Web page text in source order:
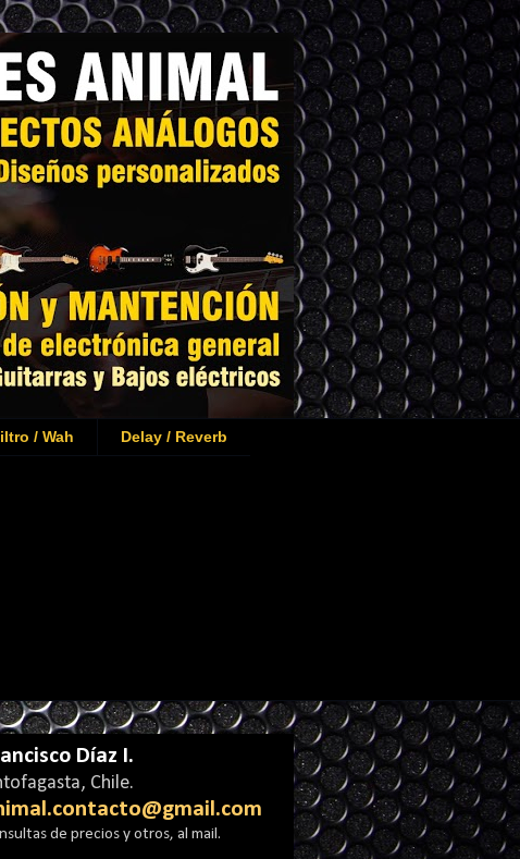
/ Wah Delay / Reverb
Díaz I.
Chile.
de precios y otros, al mail.